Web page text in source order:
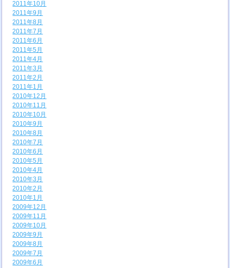
2011年10月
2011年9月
2011年8月
2011年7月
2011年6月
2011年5月
2011年4月
2011年3月
2011年2月
2011年1月
2010年12月
2010年11月
2010年10月
2010年9月
2010年8月
2010年7月
2010年6月
2010年5月
2010年4月
2010年3月
2010年2月
2010年1月
2009年12月
2009年11月
2009年10月
2009年9月
2009年8月
2009年7月
2009年6月